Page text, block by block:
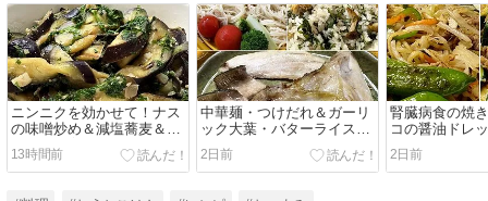
ニンニクを効かせて！ナス
の味噌炒め＆減塩蕎麦＆去
年の種で育ってる唐辛子＆
私と同じ名前の人二人♪
13時間前
中華麺・つけだれ＆ガーリ
ック大葉・バターライス＆
ブリカマの塩焼き＆赤くな
った凛々子♪
2日前
腎臓病食の焼
コの醤油ドレ
＆庭のオクラ
れた幸姫さん♪
2日前